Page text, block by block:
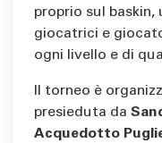
proprio sul baskin,
giocatrici e
ogni livello e di
Il torneo è
presieduta da
Acquedotto